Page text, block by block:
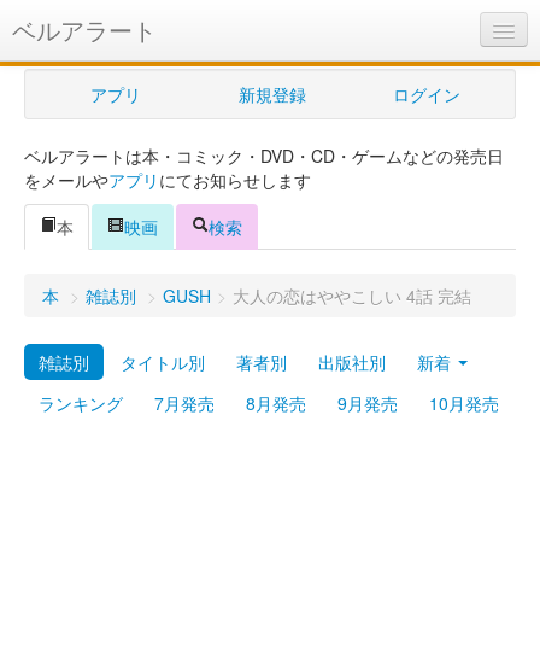
ベルアラート
ベルアラートとは
ヘルプ
新規登録
ログイン
Myシェルフ
プレミアム
アプリ 新規登録 ログイン
ベルアラートは本・コミック・DVD・CD・ゲームなどの発売日
をメールやアプリ にてお知らせします
本
映画 検索
本 > 雑誌別 > GUSH > 大人の恋はややこしい 4話 完結
雑誌別 タイトル別 著者別 出版社別
新着
ランキング
7月発売 8月発売 9月発売 10月発売